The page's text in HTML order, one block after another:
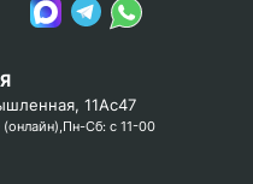
11Ас47
Сб: с 11-00